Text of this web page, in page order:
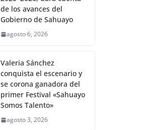
de los avances del
Gobierno de Sahuayo
agosto 6, 2026
Valeria Sánchez
conquista el escenario y
se corona ganadora del
primer Festival «Sahuayo
Somos Talento»
agosto 3, 2026